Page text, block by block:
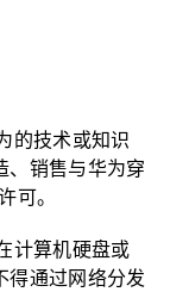
的技术或知识
、销售与华为穿
可。
计算机硬盘或
得通过网络分发